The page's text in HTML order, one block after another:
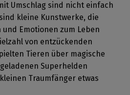
Umschlag sind nicht einfach
kleine Kunstwerke, die
Emotionen zum Leben
von entzückenden
Tieren über magische
Superhelden
Traumfänger etwas